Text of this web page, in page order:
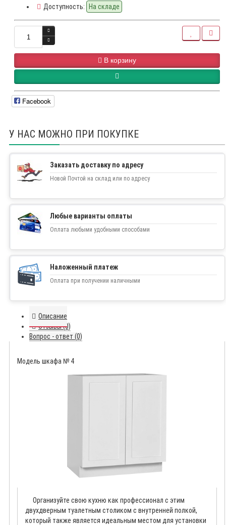
Доступность: На складе
В корзину
Facebook
У НАС МОЖНО ПРИ ПОКУПКЕ
Заказать доставку по адресу
Новой Почтой на склад или по адресу
Любые варианты оплаты
Оплата любыми удобными способами
Наложенный платеж
Оплата при получении наличными
Описание
Отзывы (0)
Вопрос - ответ (0)
Модель шкафа № 4
Организуйте свою кухню как профессионал с этим
двухдверным туалетным столиком с внутренней полкой,
который также является идеальным местом для установки